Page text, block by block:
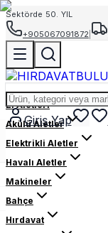
Sektörde 50. YIL
+905067091872
Giriş Yap
El Aletleri
Akülü Aletler
Elektrikli Aletler
Havalı Aletler
Makineler
Bahçe
Hırdavat